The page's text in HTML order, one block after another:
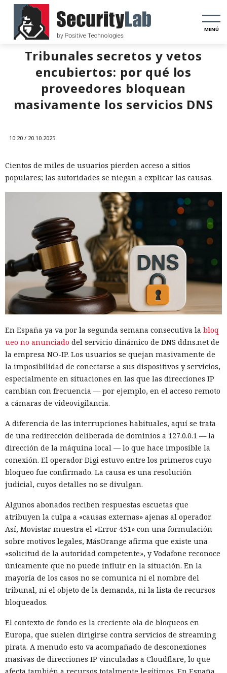
MENÚ
Tribunales secretos y vetos
encubiertos: por qué los
proveedores bloquean
masivamente los servicios DNS
10:20 / 20.10.2025
Cientos de miles de usuarios pierden acceso a sitios
populares; las autoridades se niegan a explicar las causas.
En España ya va por la segunda semana consecutiva la bloq
ueo no anunciado del servicio dinámico de DNS ddns.net de
la empresa NO-IP. Los usuarios se quejan masivamente de
la imposibilidad de conectarse a sus dispositivos y servicios,
especialmente en situaciones en las que las direcciones IP
cambian con frecuencia — por ejemplo, en el acceso remoto
a cámaras de videovigilancia.
A diferencia de las interrupciones habituales, aquí se trata
de una redirección deliberada de dominios a 127.0.0.1 — la
dirección de la máquina local — lo que hace imposible la
conexión. El operador Digi estuvo entre los primeros cuyo
bloqueo fue confirmado. La causa es una resolución
judicial, cuyos detalles no se divulgan.
Algunos abonados reciben respuestas escuetas que
atribuyen la culpa a «causas externas» ajenas al operador.
Así, Movistar muestra el «Error 451» con una formulación
sobre motivos legales, MásOrange afirma que existe una
«solicitud de la autoridad competente», y Vodafone reconoce
únicamente que no puede influir en la situación. En la
mayoría de los casos no se comunica ni el nombre del
tribunal, ni el objeto de la demanda, ni la lista de recursos
bloqueados.
El contexto de fondo es la creciente ola de bloqueos en
Europa, que suelen dirigirse contra servicios de streaming
pirata. A menudo esto va acompañado de desconexiones
masivas de direcciones IP vinculadas a Cloudflare, lo que